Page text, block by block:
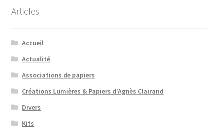
Articles
Accueil
Actualité
Associations de papiers
Créations Lumières & Papiers d'Agnès Clairand
Divers
Kits